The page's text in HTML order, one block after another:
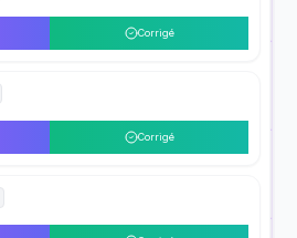
Corrigé
Corrigé